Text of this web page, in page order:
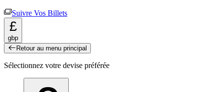
Suivre Vos Billets
£
gbp
Retour au menu principal
Sélectionnez votre devise préférée